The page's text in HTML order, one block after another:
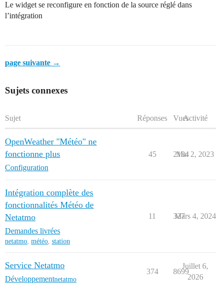
Le widget se reconfigure en fonction de la source réglé dans
l’intégration
page suivante →
Sujets connexes
Sujet Réponses VuesActivité
OpenWeather "Météo" ne
fonctionne plus
Configuration
45 2184
Mai 2, 2023
Intégration complète des
fonctionnalités Météo de
Netatmo
Demandes livrées
netatmo, météo, station
11 327
Mars 4, 2024
Service Netatmo
Développementnetatmo
374 8699
Juillet 6,
2026